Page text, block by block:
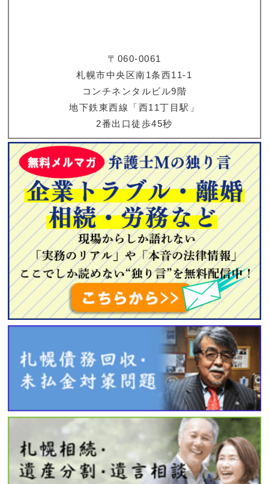
〒060-0061
札幌市中央区南1条西11-1
コンチネンタルビル9階
地下鉄東西線「西11丁目駅」
2番出口徒歩45秒